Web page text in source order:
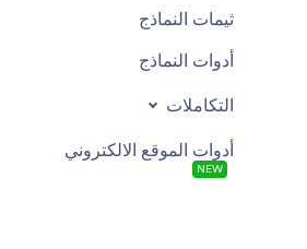
ثيمات النماذج
أدوات النماذج
التكاملات
أدوات الموقع الالكتروني
NEW